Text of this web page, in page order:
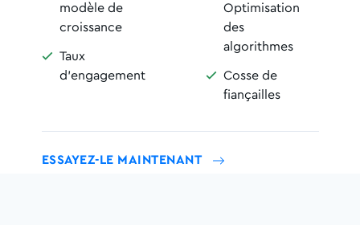
modèle de
croissance

Taux
d'engagement
Optimisation
des
algorithmes

Cosse de
fiançailles
ESSAYEZ-LE MAINTENANT